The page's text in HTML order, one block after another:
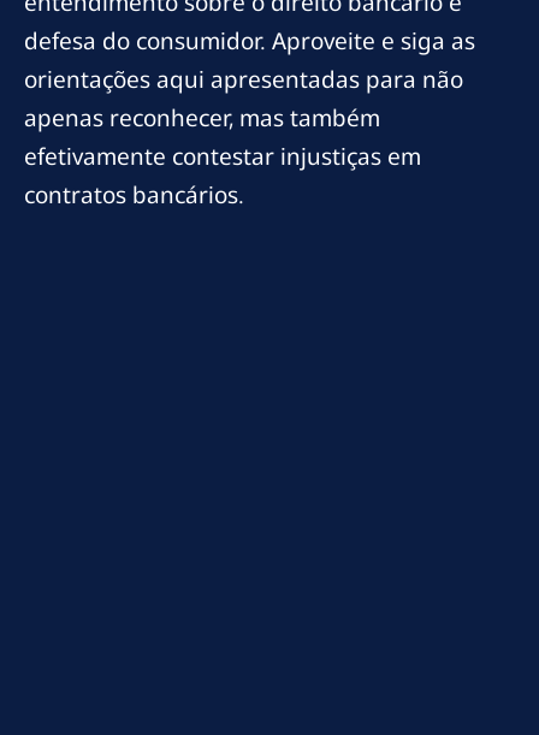
defesa do consumidor. Aproveite e siga as
orientações aqui apresentadas para não
apenas reconhecer, mas também
efetivamente contestar injustiças em
contratos bancários.